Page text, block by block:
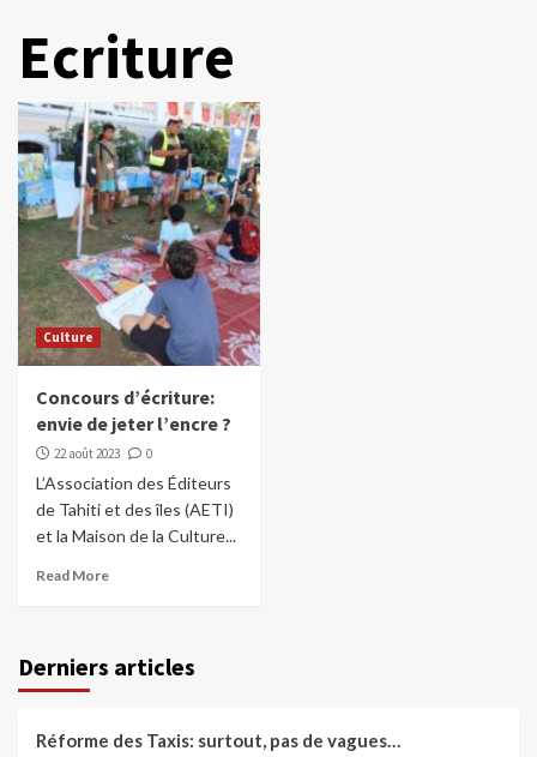
Ecriture
Culture
Concours d’écriture:
envie de jeter l’encre ?
22 août 2023 0
L’Association des Éditeurs
de Tahiti et des îles (AETI)
et la Maison de la Culture...
Read More
Derniers articles
Réforme des Taxis: surtout, pas de vagues…